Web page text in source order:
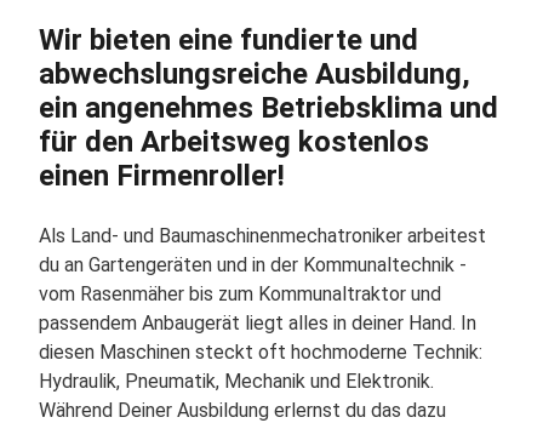
Wir bieten eine fundierte und
abwechslungsreiche Ausbildung,
ein angenehmes Betriebsklima und
für den Arbeitsweg kostenlos
einen Firmenroller!
Als Land- und Baumaschinenmechatroniker arbeitest
du an Gartengeräten und in der Kommunaltechnik -
vom Rasenmäher bis zum Kommunaltraktor und
passendem Anbaugerät liegt alles in deiner Hand. In
diesen Maschinen steckt oft hochmoderne Technik:
Hydraulik, Pneumatik, Mechanik und Elektronik.
Während Deiner Ausbildung erlernst du das dazu